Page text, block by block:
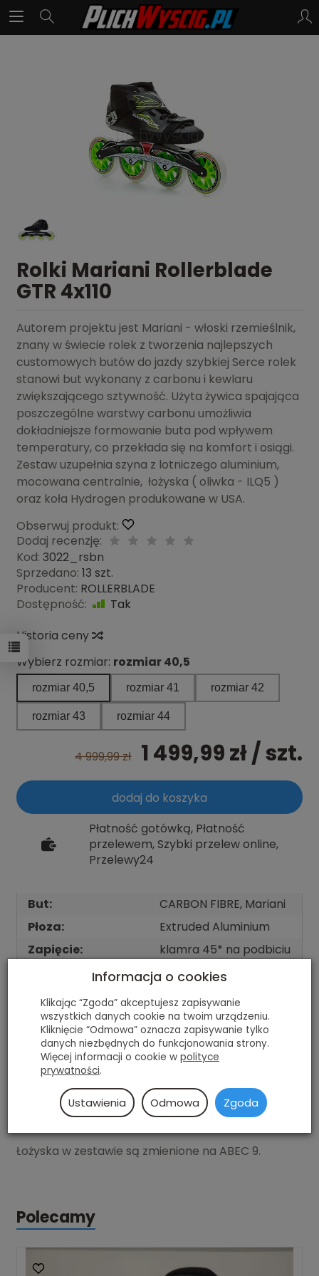
Rolki Mariani Rollerblade
GTR 4x110
Autorem projektu jest Mariani - włoski rzemieślnik,
znany w świecie rolek z tworzenia najlepszych
customowych butów do jazdy szybkiej Serce rolek
stanowi but wykonany z carbonu i kewlaru
zwiększającego sztywność. Użyta żywica spajająca
poszczególne warstwy carbonu umożliwia
dokładniejsze formowanie buta pod wpływem
temperatury, co przekłada się na komfort i osiągi.
Zestaw uzupełnia szyna z lotniczego aluminium,
mocowana centralnie, łożyska ( oliwka - ILQ5 )
oraz koła Hydrogen produkowane w USA.
Obserwuj produkt:
Dodaj recenzję:
Kod: 3022_rsbn
Sprzedano: 13 szt.
Producent: ROLLERBLADE
Dostępność:
Tak
Historia ceny
Wybierz rozmiar: rozmiar 40,5
rozmiar 40,5 rozmiar 41 rozmiar 42
rozmiar 43 rozmiar 44
4 999,99 zł 1 499,99 zł/ szt.
dodaj do koszyka
Płatność gotówką, Płatność
przelewem, Szybki przelew online,
Przelewy24
But:
CARBON FIBRE, Mariani
Płoza:
Extruded Aluminium
Zapięcie:
klamra 45* na podbiciu
ABEC 9
Koła:
Hydrogen 4x110 / 85A
Przeznaczenie ::
Jazda szybka
Termoformowanie:
Tak
Mocowanie:
centralne
Łożyska w zestawie są zmienione na ABEC 9.
Polecamy
Informacja o cookies
Klikając “Zgoda” akceptujesz zapisywanie
wszystkich danych cookie na twoim urządzeniu.
Kliknięcie “Odmowa” oznacza zapisywanie tylko
danych niezbędnych do funkcjonowania strony.
Więcej informacji o cookie w polityce
prywatności.
Ustawienia Odmowa Zgoda